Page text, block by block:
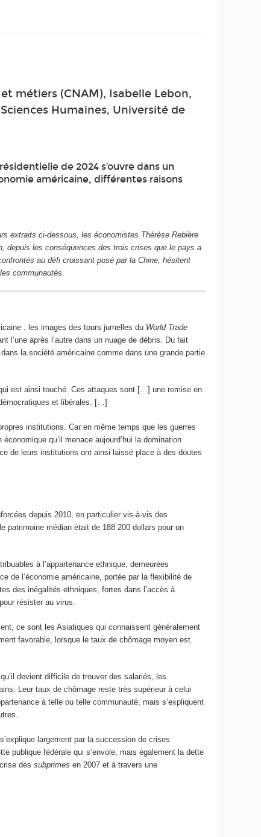
métiers (CNAM), Isabelle Lebon,
Humaines, Université de
de 2024 s’ouvre dans un
américaine, différentes raisons
extraits ci-dessous, les économistes Thérèse Rebière
depuis les conséquences des trois crises que le pays a
au défi croissant posé par la Chine, hésitent
communautés.
: les images des tours jumelles du World Trade
l’une après l’autre dans un nuage de débris. Du fait
la société américaine comme dans une grande partie
est ainsi touché. Ces attaques sont […] une remise en
et libérales. […]
institutions. Car en même temps que les guerres
qu’il menace aujourd’hui la domination
de leurs institutions ont ainsi laissé place à des doutes
depuis 2010, en particulier vis-à‑vis des
patrimoine médian était de 188 200 dollars pour un
à l’appartenance ethnique, demeurées
de l’économie américaine, portée par la flexibilité de
des inégalités ethniques, fortes dans l’accès à
résister au virus.
ce sont les Asiatiques qui connaissent généralement
favorable, lorsque le taux de chômage moyen est
devient difficile de trouver des salariés, les
Leur taux de chômage reste très supérieur à celui
à telle ou telle communauté, mais s’expliquent
largement par la succession de crises
publique fédérale qui s’envole, mais également la dette
crise dessubprimes en 2007 et à travers une